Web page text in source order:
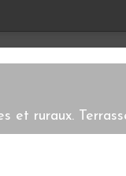
et ruraux.